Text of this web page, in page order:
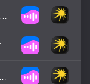
АНСАМБЛЬ ВАЛЕНКИ - В ЛУННОМ СИЯНИИ
ИОСИФ КОБЗОН / АНСАМБЛЬ ЛЕВОНА ОГАНЕЗОВА - КОРОБЕЙНИКИ
АНСАМБЛЬ КАЗАЧЬЕЙ ПЕСНИ ВОЛЬНЫЙ ДОН - ВАРЕНЬКА